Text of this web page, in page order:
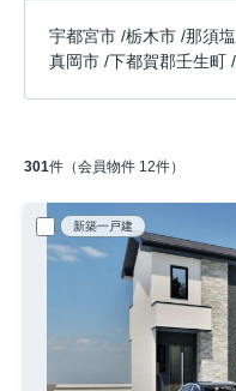
宇都宮市 /栃木市 /那須
真岡市 /下都賀郡壬生町 /
301件（会員物件 12件）
新築一戸建